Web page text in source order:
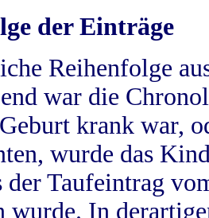
der Einträge
Reihenfolge
war die
krank war,
wurde das
der Taufeintrag
wurde. In